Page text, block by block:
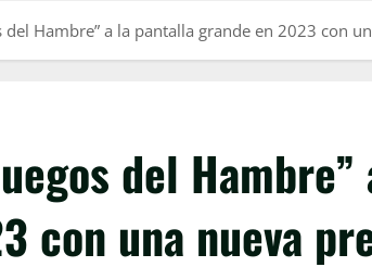
del Hambre” a la pantalla grande en 2023 con
del
con una nueva